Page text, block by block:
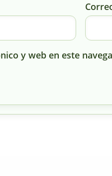
y web en este